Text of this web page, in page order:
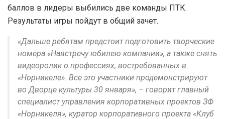
баллов в лидеры выбились две команды ПТК.
Результаты игры пойдут в общий зачет.
«Дальше ребятам предстоит подготовить творческие
номера «Навстречу юбилею компании», а также снять
видеоролик о профессиях, востребованных в
«Норникеле». Все это участники продемонстрируют
во Дворце культуры 30 января», – говорит главный
специалист управления корпоративных проектов ЗФ
«Норникеля», куратор корпоративного проекта «Клуб